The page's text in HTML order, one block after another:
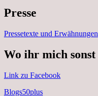
Presse
Pressetexte und Erwähnungen
Wo ihr mich
Link zu Facebook
Blogs50plus